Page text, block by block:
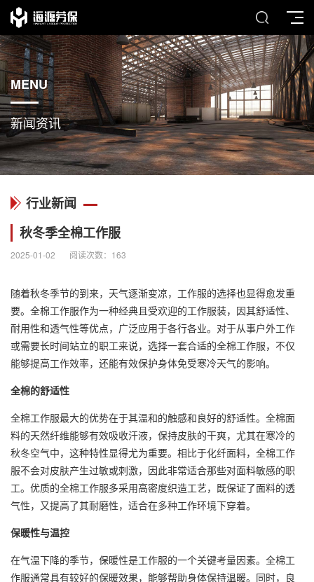
MENU
新闻资讯
行业新闻
秋冬季全棉工作服
2025-01-02 阅读次数： 163
随着秋冬季节的到来，天气逐渐变凉，工作服的选择也显得愈发重
要。全棉工作服作为一种经典且受欢迎的工作服装，因其舒适性、
耐用性和透气性等优点，广泛应用于各行各业。对于从事户外工作
或需要长时间站立的职工来说，选择一套合适的全棉工作服，不仅
能够提高工作效率，还能有效保护身体免受寒冷天气的影响。
全棉的舒适性
全棉工作服最大的优势在于其温和的触感和良好的舒适性。全棉面
料的天然纤维能够有效吸收汗液，保持皮肤的干爽，尤其在寒冷的
秋冬空气中，这种特性显得尤为重要。相比于化纤面料，全棉工作
服不会对皮肤产生过敏或刺激，因此非常适合那些对面料敏感的职
工。优质的全棉工作服多采用高密度织造工艺，既保证了面料的透
气性，又提高了其耐磨性，适合在多种工作环境下穿着。
保暖性与温控
在气温下降的季节，保暖性是工作服的一个关键考量因素。全棉工
作服通常具有较好的保暖效果，能够帮助身体保持温暖。同时，良